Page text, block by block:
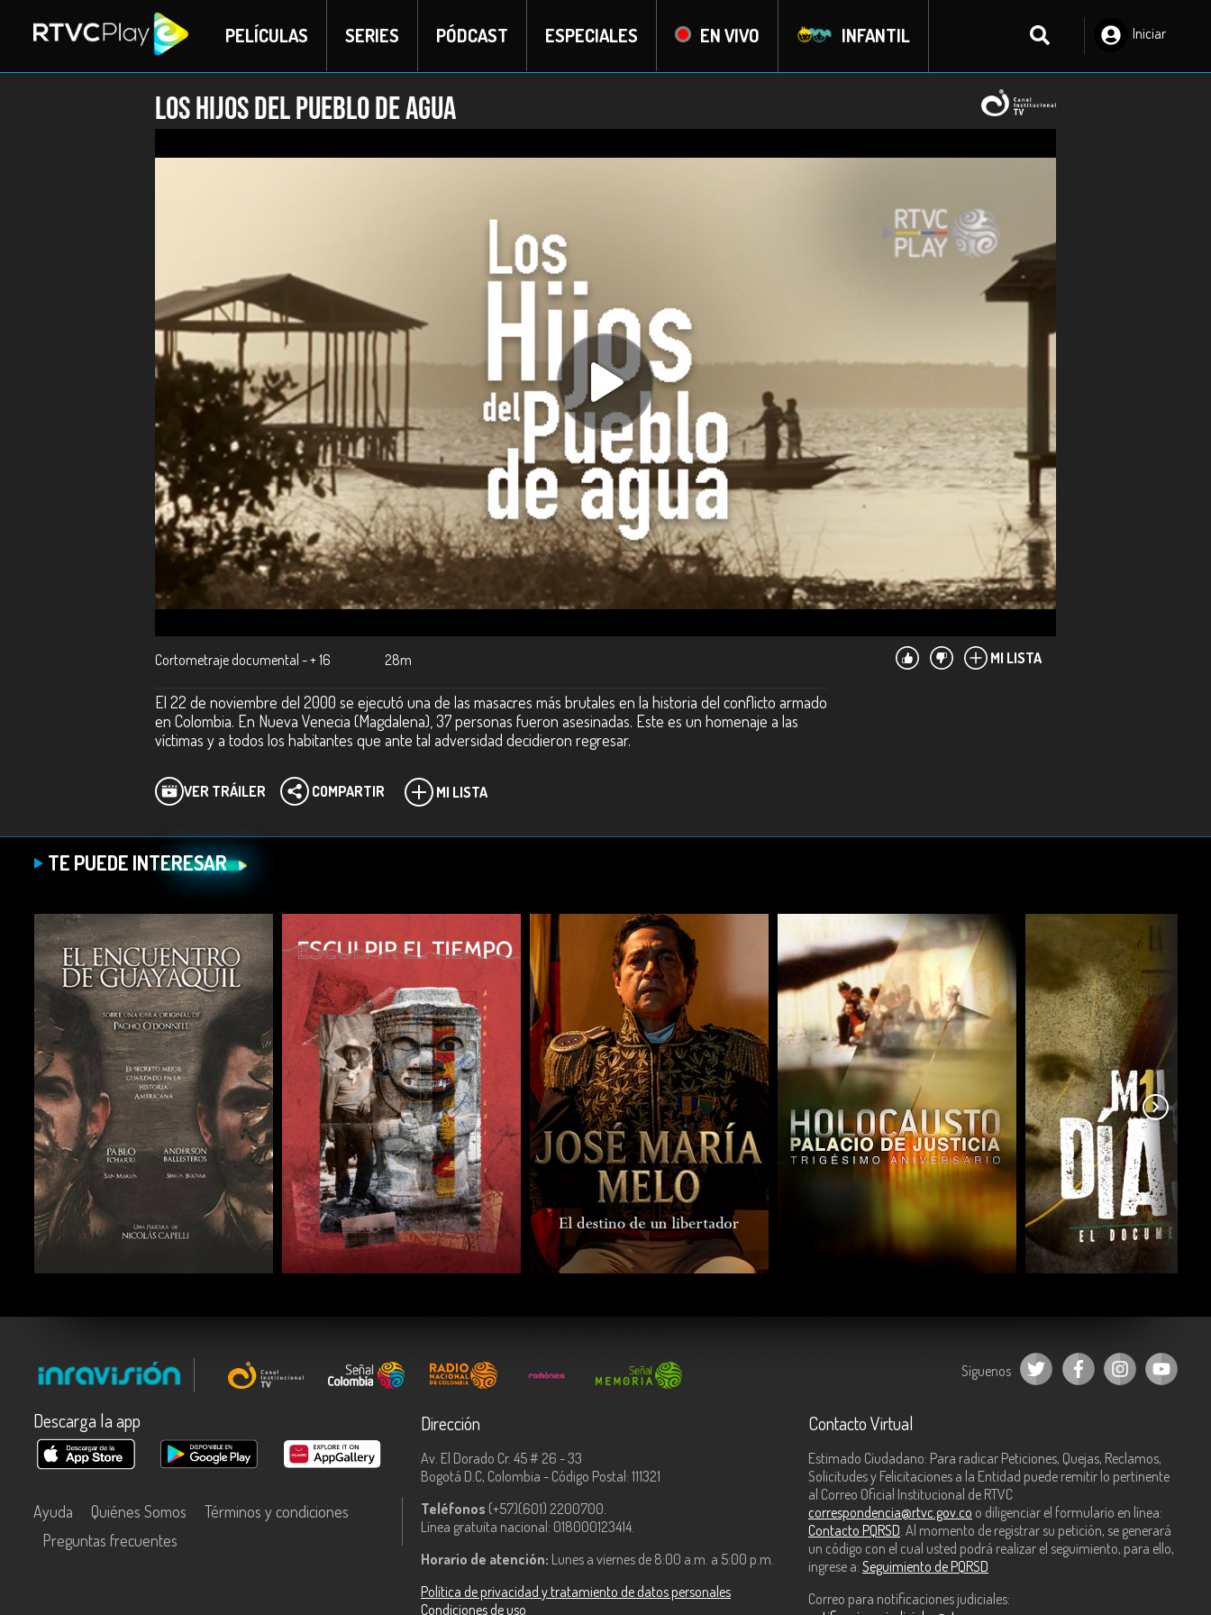
PELÍCULAS SERIES PÓDCAST ESPECIALES EN VIVO INFANTIL
Iniciar
Los hijos del pueblo de agua
Cortometraje documental - + 16 28m MI LISTA
El 22 de noviembre del 2000 se ejecutó una de las masacres más brutales en la historia del conflicto armado
en Colombia. En Nueva Venecia (Magdalena), 37 personas fueron asesinadas. Este es un homenaje a las
víctimas y a todos los habitantes que ante tal adversidad decidieron regresar.
VER TRÁILER COMPARTIR MI LISTA
TE PUEDE INTERESAR
COMPARTIR COMPARTIR COMPARTIR COMPARTIR
Síguenos
Descarga la app
Ayuda Quiénes Somos
Términos y condiciones
Preguntas frecuentes
Dirección
Av. El Dorado Cr. 45 # 26 - 33
Bogotá D.C, Colombia - Código Postal: 111321
Teléfonos (+57)(601) 2200700.
Línea gratuita nacional: 018000123414.
Horario de atención: Lunes a viernes de 8:00 a.m. a 5:00 p.m.
Política de privacidad y tratamiento de datos personales
Condiciones de uso
Contacto Virtual
Estimado Ciudadano: Para radicar Peticiones, Quejas, Reclamos,
Solicitudes y Felicitaciones a la Entidad puede remitir lo pertinente
al Correo Oficial Institucional de RTVC
correspondencia@rtvc.gov.co o diligenciar el formulario en línea:
Contacto PQRSD . Al momento de registrar su petición, se generará
un código con el cual usted podrá realizar el seguimiento, para ello,
ingrese a: Seguimiento de PQRSD
Correo para notificaciones judiciales: